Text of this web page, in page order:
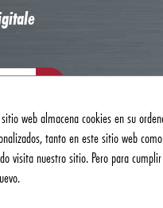
reservados |
web almacena cookies en su
tanto en este sitio web
visita nuestro sitio. Pero para